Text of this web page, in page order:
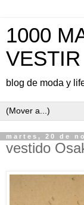
1000
VESTIR
blog de moda y
martes, 20 de
vestido